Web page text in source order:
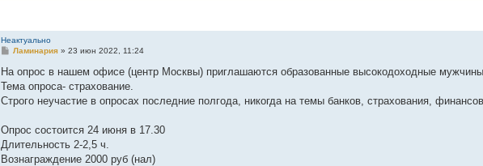
Неактуально
С
о
щ
е
н
е
Ламинария »23 июн 2022, 11:24
На опрос в нашем офисе (центр Москвы) приглашаются образованные высокодоходные мужчины
Тема опроса- страхование.
Строго неучастие в опросах последние полгода, никогда на темы банков, страхования, финансов.
Опрос состоится 24 июня в 17.30
Длительность 2-2,5 ч.
Вознаграждение 2000 руб (нал)